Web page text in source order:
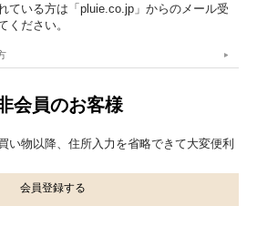
ている方は「pluie.co.jp」からのメール受
ください。
会員のお客様
い物以降、住所入力を省略できて大変便利
会員登録する